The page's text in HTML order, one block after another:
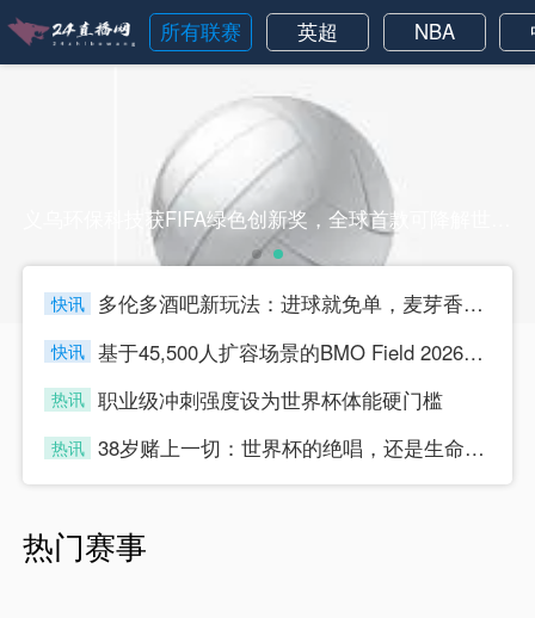
所有联赛 英超 NBA
快讯
多伦多酒吧新玩法：进球就免单，麦芽香“踢”燃全城
快讯
基于45,500人扩容场景的BMO Field 2026世界杯助威声压空间分布与效能仿真分析
热讯 职业级冲刺强度设为世界杯体能硬门槛
热讯
38岁赌上一切：世界杯的绝唱，还是生命的最后冲刺？
热门赛事